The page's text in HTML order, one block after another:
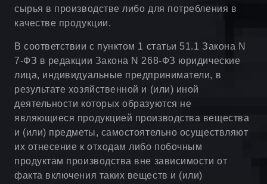
сырья в производстве либо для потребления в
качестве продукции.
В соответствии с пунктом 1 статьи 51.1 Закона N
7-ФЗ в редакции Закона N 268-ФЗ юридические
лица, индивидуальные предприниматели, в
результате хозяйственной и (или) иной
деятельности которых образуются не
являющиеся продукцией производства вещества
и (или) предметы, самостоятельно осуществляют
их отнесение к отходам либо побочным
продуктам производства вне зависимости от
факта включения таких веществ и (или)